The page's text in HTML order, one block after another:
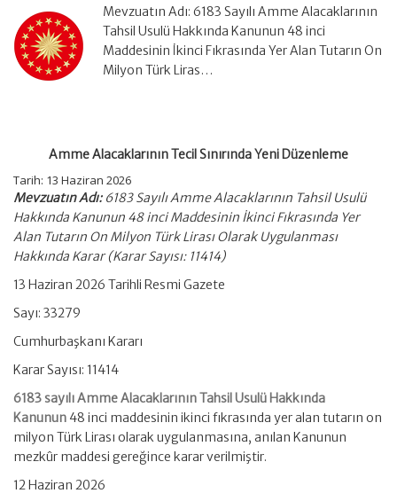
Mevzuatın Adı: 6183 Sayılı Amme Alacaklarının
Tahsil Usulü Hakkında Kanunun 48 inci
Maddesinin İkinci Fıkrasında Yer Alan Tutarın On
Milyon Türk Liras…
Amme Alacaklarının Tecil Sınırında Yeni Düzenleme
Tarih: 13 Haziran 2026
Mevzuatın Adı:6183 Sayılı Amme Alacaklarının Tahsil Usulü
Hakkında Kanunun 48 inci Maddesinin İkinci Fıkrasında Yer
Alan Tutarın On Milyon Türk Lirası Olarak Uygulanması
Hakkında Karar (Karar Sayısı: 11414)
13 Haziran 2026 Tarihli Resmi Gazete
Sayı: 33279
Cumhurbaşkanı Kararı
Karar Sayısı: 11414
6183 sayılı Amme Alacaklarının Tahsil Usulü Hakkında
Kanunun 48 inci maddesinin ikinci fıkrasında yer alan tutarın on
milyon Türk Lirası olarak uygulanmasına, anılan Kanunun
mezkûr maddesi gereğince karar verilmiştir.
12 Haziran 2026